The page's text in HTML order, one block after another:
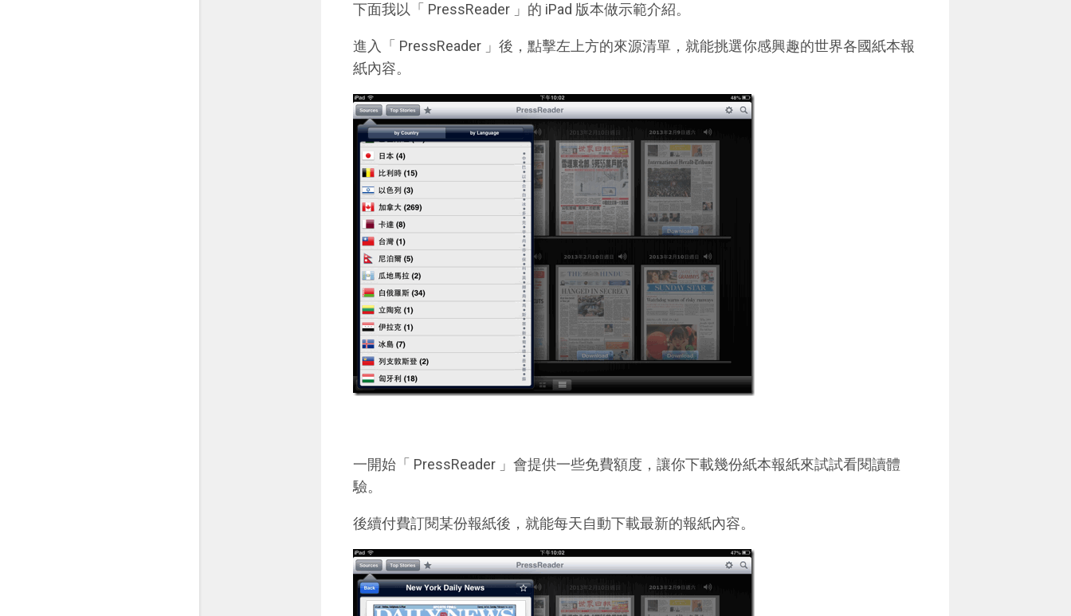
下面我以「 PressReader 」的 iPad 版本做示範介紹。
進入「 PressReader 」後，點擊左上方的來源清單，就能挑選你感興趣的世界各國紙本報
紙內容。
一開始「 PressReader 」會提供一些免費額度，讓你下載幾份紙本報紙來試試看閱讀體
驗。
後續付費訂閱某份報紙後，就能每天自動下載最新的報紙內容。